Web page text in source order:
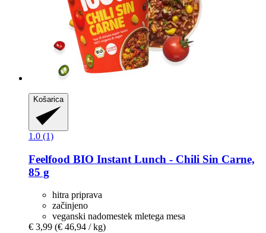
Košarica
1.0 (1)
Feelfood BIO Instant Lunch -​ Chili Sin Carne,
85 g
hitra priprava
začinjeno
veganski nadomestek mletega mesa
€ 3,99 (€ 46,94 / kg)